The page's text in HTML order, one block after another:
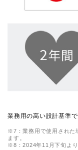
業務用の高い設計基準
※7：業務用で使用された
ます。
※8：2024年11月下旬より